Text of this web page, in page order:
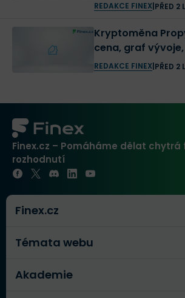
REDAKCE FINEX| PŘED 2
Kryptoměna Propy
cena, graf
REDAKCE FINEX| PŘED 2
Finex.cz – Pomáháme dělat chytrá
rozhodnutí
Finex.cz
Témata webu
Akademie